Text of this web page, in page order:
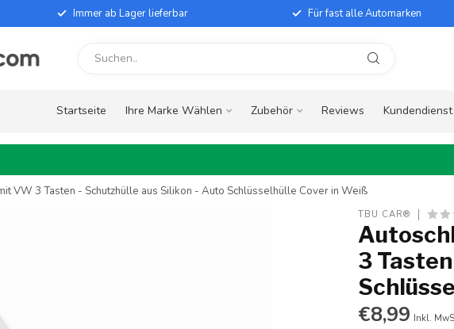
Immer ab Lager lieferbar Für fast alle Automarken
Startseite Ihre Marke Wählen Zubehör Reviews Kundendienst
VW 3 Tasten - Schutzhülle aus Silikon - Auto Schlüsselhülle Cover in Weiß
TBU CAR®
3
€8,99 Inkl.